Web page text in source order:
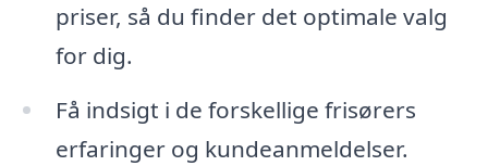
priser, så du finder det optimale valg
for dig.
Få indsigt i de forskellige frisørers
erfaringer og kundeanmeldelser.